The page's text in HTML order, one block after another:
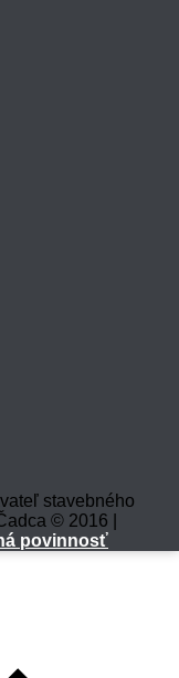
stavebného
© 2016 |
povinnosť